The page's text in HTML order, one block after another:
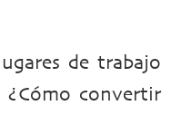
de trabajo
¿Cómo convertir